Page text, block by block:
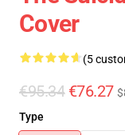
Cover
(5
€95.34 €76.27
Type